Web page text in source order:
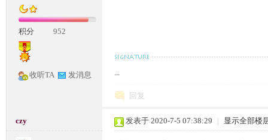
积分 952
收听TA 发消息 ...
回复
czy 发表于 2020-7-5 07:38:29 | 显示全部楼